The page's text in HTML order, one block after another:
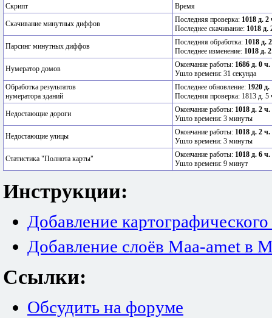
Скрипт Время
Скачивание минутных диффов Последняя проверка: 1018 д. 2
Последнее скачивание: 1018 д.
Парсинг минутных диффов Последняя обработка: 1018 д.
Последнее изменение: 1018 д.
Нумератор домов Окончание работы: 1686 д. 0 ч.
Ушло времени: 31 секунда
Обработка результатов
нумератора зданий
Последнее обновление: 1920 д.
Последняя проверка: 1813 д. 5
Недостающие дороги Окончание работы: 1018 д. 2 ч.
Ушло времени: 3 минуты
Недостающие улицы Окончание работы: 1018 д. 2 ч.
Ушло времени: 3 минуты
Статистика "Полнота карты" Окончание работы: 1018 д. 6 ч.
Ушло времени: 9 минут
Инструкции:
Добавление
Добавление слоёв Maa-amet в
Ссылки:
Обсудить на форуме